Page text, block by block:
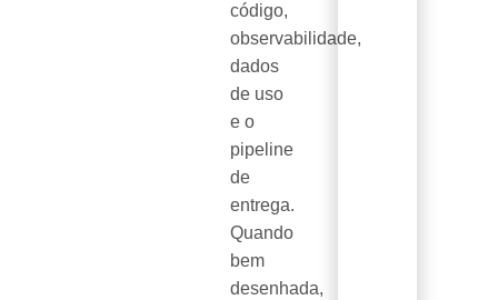
código,
observabilidade,
dados
de uso
e o
pipeline
de
entrega.
Quando
bem
desenhada,